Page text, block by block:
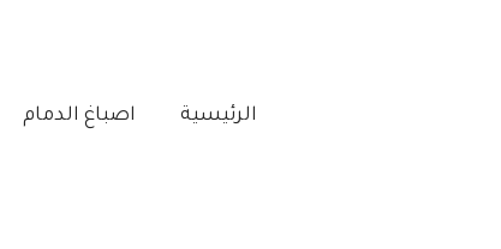
الرئيسية‎ اصباغ الدمام‎